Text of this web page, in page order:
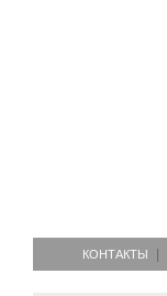
КОНТАКТЫ